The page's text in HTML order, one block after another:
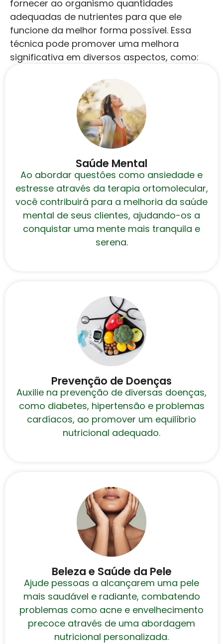
fornecer ao organismo quantidades
adequadas de nutrientes para que ele
funcione da melhor forma possível. Essa
técnica pode promover uma melhora
significativa em diversos aspectos, como:
Saúde Mental
Ao abordar questões como ansiedade e
estresse através da terapia ortomolecular,
você contribuirá para a melhoria da saúde
mental de seus clientes, ajudando-os a
conquistar uma mente mais tranquila e
serena.
Prevenção de Doenças
Auxilie na prevenção de diversas doenças,
como diabetes, hipertensão e problemas
cardíacos, ao promover um equilíbrio
nutricional adequado.
Beleza e Saúde da Pele
Ajude pessoas a alcançarem uma pele
mais saudável e radiante, combatendo
problemas como acne e envelhecimento
precoce através de uma abordagem
nutricional personalizada.